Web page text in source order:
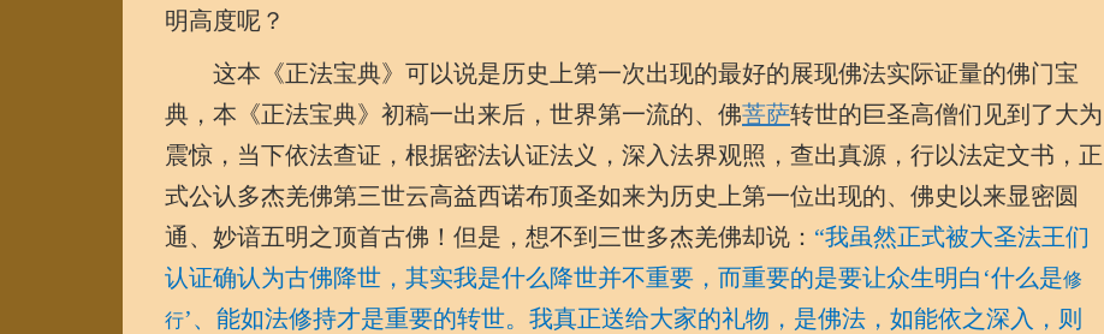
明高度呢？
这本《正法宝典》可以说是历史上第一次出现的最好的展现佛法实际证量的佛门宝
典，本《正法宝典》初稿一出来后，世界第一流的、佛菩萨转世的巨圣高僧们见到了大为
震惊，当下依法查证，根据密法认证法义，深入法界观照，查出真源，行以法定文书，正
式公认多杰羌佛第三世云高益西诺布顶圣如来为历史上第一位出现的、佛史以来显密圆
通、妙谙五明之顶首古佛！但是，想不到三世多杰羌佛却说： “我虽然正式被大圣法王们
认证确认为古佛降世，其实我是什么降世并不重要，而重要的是要让众生明白‘什么是修
行’、能如法修持才是重要的转世。我真正送给大家的礼物，是佛法，如能依之深入，则